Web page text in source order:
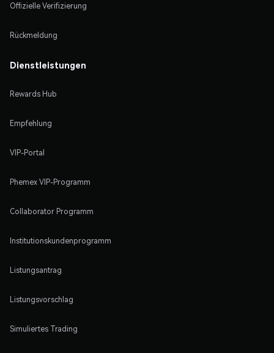
Offizielle Verifizierung
Rückmeldung
Dienstleistungen
Rewards Hub
Empfehlung
VIP-Portal
Phemex VIP-Programm
Collaborator Programm
Institutionskundenprogramm
Listungsantrag
Listungsvorschlag
Simuliertes Trading